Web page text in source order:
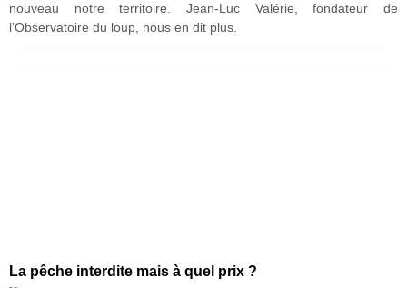
nouveau notre territoire. Jean-Luc Valérie, fondateur de
l’Observatoire du loup, nous en dit plus.
La pêche interdite mais à quel prix ?